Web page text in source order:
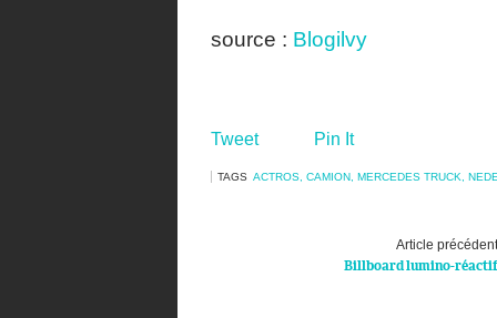
source : Blogilvy
Tweet Pin It
TAGS ACTROS CAMION MERCEDES TRUCK
Article précédent
Billboard lumino-réactif